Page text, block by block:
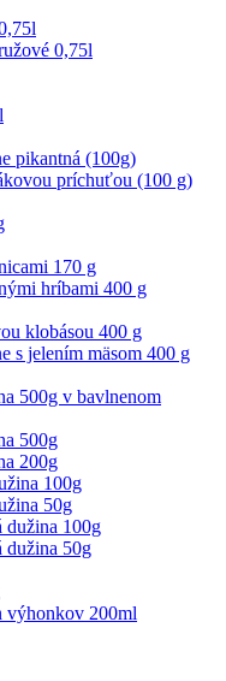
0,75l
pikantná (100g)
príchuťou (100 g)
170 g
hríbami 400 g
klobásou 400 g
s jelením mäsom 400 g
500g v bavlnenom
500g
200g
100g
50g
dužina 100g
dužina 50g
výhonkov 200ml